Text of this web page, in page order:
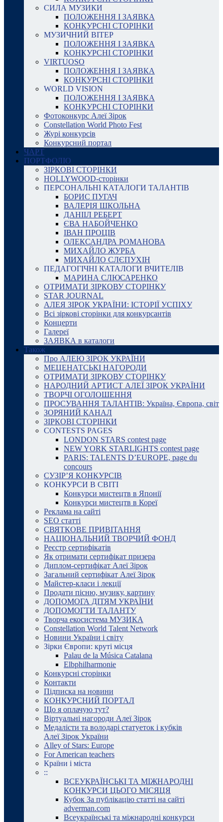
СИЛА МУЗИКИ
ПОЛОЖЕННЯ І ЗАЯВКА
КОНКУРСНІ СТОРІНКИ
МУЗИЧНИЙ ВІТЕР
ПОЛОЖЕННЯ І ЗАЯВКА
КОНКУРСНІ СТОРІНКИ
VIRTUOSO
ПОЛОЖЕННЯ І ЗАЯВКА
КОНКУРСНІ СТОРІНКИ
WORLD VISION
ПОЛОЖЕННЯ І ЗАЯВКА
КОНКУРСНІ СТОРІНКИ
Фотоконкурс Алеї Зірок
Constellation World Photo Fest
Журі конкурсів
Конкурсний портал
ЧАРТ
ПОРТФОЛІО
ЗІРКОВІ СТОРІНКИ
HOLLYWOOD-сторінки
ПЕРСОНАЛЬНІ КАТАЛОГИ ТАЛАНТІВ
БОРИС ПУГАЧ
ВАЛЕРІЯ ШКОЛЬНА
ДАНІІЛ РЕБЕРТ
ЄВА НАБОЙЧЕНКО
ІВАН ПРОЦІВ
ОЛЕКСАНДРА РОМАНОВА
МИХАЙЛО ЖУРБА
МИХАЙЛО СЛЄПУХІН
ПЕДАГОГІЧНІ КАТАЛОГИ ВЧИТЕЛІВ
МАРИНА СЛЮСАРЕНКО
ОТРИМАТИ ЗІРКОВУ СТОРІНКУ
STAR JOURNAL
АЛЕЯ ЗІРОК УКРАЇНИ: ІСТОРІЇ УСПІХУ
Всі зіркові сторінки для конкурсантів
Концерти
Галереї
ЗАЯВКА в каталоги
Також
Про АЛЕЮ ЗІРОК УКРАЇНИ
МЕЦЕНАТСЬКІ НАГОРОДИ
ОТРИМАТИ ЗІРКОВУ СТОРІНКУ
НАРОДНИЙ АРТИСТ АЛЕЇ ЗІРОК УКРАЇНИ
ТВОРЧІ ОГОЛОШЕННЯ
ПРОСУВАННЯ ТАЛАНТІВ: Україна, Європа, світ
ЗОРЯНИЙ КАНАЛ
ЗІРКОВІ СТОРІНКИ
CONTESTS PAGES
LONDON STARS contest page
NEW YORK STARLIGHTS contest page
PARIS: TALENTS D’EUROPE, page du
concours
СУЗІР’Я КОНКУРСІВ
КОНКУРСИ В СВІТІ
Конкурси мистецтв в Японії
Конкурси мистецтв в Кореї
Реклама на сайті
SEO статті
СВЯТКОВЕ ПРИВІТАННЯ
НАЦІОНАЛЬНИЙ ТВОРЧИЙ ФОНД
Реєстр сертифікатів
Як отримати сертифікат призера
Диплом-сертифікат Алеї Зірок
Загальний сертифікат Алеї Зірок
Майстер-класи і лекції
Продати пісню, музику, картину
ДОПОМОГА ДІТЯМ УКРАЇНИ
ДОПОМОГТИ ТАЛАНТУ
Творча екосистема МУЗИКА
Constellation World Talent Network
Новини України і світу
Зірки Європи: круті місця
Palau de la Música Catalana
Elbphilharmonie
Конкурсні сторінки
Контакти
Підписка на новини
КОНКУРСНИЙ ПОРТАЛ
Що я оплачую тут?
Віртуальні нагороди Алеї Зірок
Медалісти та володарі статуеток і кубків
Алеї Зірок України
Alley of Stars: Europe
For American teachers
Країни і міста
::
ВСЕУКРАЇНСЬКІ ТА МІЖНАРОДНІ
КОНКУРСИ ЦЬОГО МІСЯЦЯ
Кубок За публікацію статті на сайті
adverman.com
Всеукраїнські та міжнародні конкурси